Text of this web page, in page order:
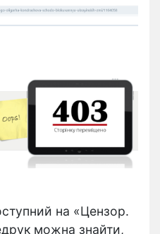
на «Цензор.
можна знайти,